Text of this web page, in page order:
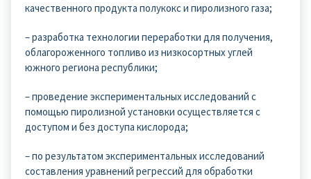
качественного продукта полукокс и пиролизного газа;
– разработка технологии переработки для получения,
облагороженного топливо из низкосортных углей
южного региона республики;
– проведение экспериментальных исследований с
помощью пиролизной установки осуществляется с
доступом и без доступа кислорода;
– по результатом экспериментальных исследований
составления уравнений регрессий для обработки